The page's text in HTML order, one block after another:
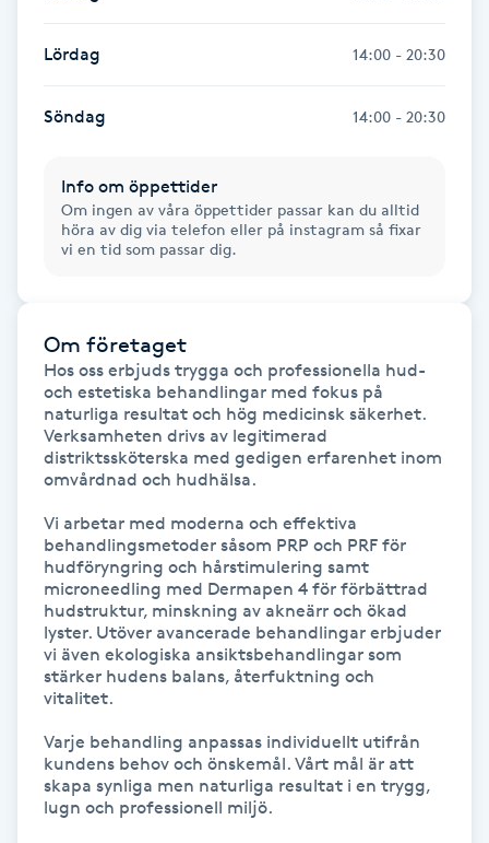
Fransförlängning Volym
Fransk manikyr
Fransrengöring
Frekvensterapi
Friskvård
Frisör
Funktionsanalys
Föning
Gel naglar
Gelenaglar
Gellack
Lördag 14:00 - 20:30
Söndag 14:00 - 20:30
Info om öppettider
Om ingen av våra öppettider passar kan du alltid
höra av dig via telefon eller på instagram så fixar
vi en tid som passar dig.
Om företaget
Hos oss erbjuds trygga och professionella hud-
och estetiska behandlingar med fokus på
naturliga resultat och hög medicinsk säkerhet.
Verksamheten drivs av legitimerad
distriktssköterska med gedigen erfarenhet inom
omvårdnad och hudhälsa.
Vi arbetar med moderna och effektiva
behandlingsmetoder såsom PRP och PRF för
hudföryngring och hårstimulering samt
microneedling med Dermapen 4 för förbättrad
hudstruktur, minskning av akneärr och ökad
lyster. Utöver avancerade behandlingar erbjuder
vi även ekologiska ansiktsbehandlingar som
stärker hudens balans, återfuktning och
vitalitet.
Varje behandling anpassas individuellt utifrån
kundens behov och önskemål. Vårt mål är att
skapa synliga men naturliga resultat i en trygg,
lugn och professionell miljö.